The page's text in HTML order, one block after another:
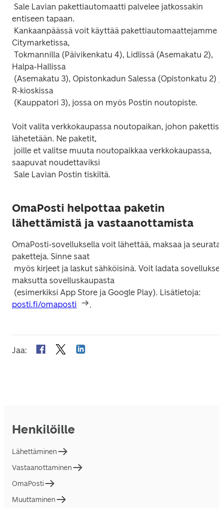
entiseen tapaan.
Citymarketissa,
Halpa-Hallissa
R-kioskissa
Voit valita verkkokaupassa noutopaikan, johon pakettisi
lähetetään. Ne paketit,
saapuvat noudettaviksi
OmaPosti helpottaa paketin
lähettämistä ja vastaanottamista
OmaPosti-sovelluksella voit lähettää, maksaa ja seurata
paketteja. Sinne saat
maksutta sovelluskaupasta
posti.fi/omaposti
.
Jaa:
Henkilöille
Lähettäminen
Vastaanottaminen
OmaPosti
Muuttaminen